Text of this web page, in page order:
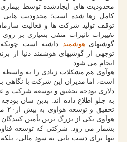
محدودیت های ایجادشده توسط
كامل رها شده است؛ محدودیت هایی
توقف تولید شركت ها و فعالیت
تغییرات تاثیرات منفی بسیاری بر
گوشیهایهوشمند
داشته است چونكه
توجهی از گوشیهای هوشمند دنیا از
انجام می شود.
هوآوی هم مشكلات زیادی را به واسطه
دلاری بودجه تحقیق و توسعه شركت و
به جلو اطلاع داده اند. بدین سان
هوآوی یكی از بزرگ ترین تأمین كنندگان
بشمار می رود. شركتی كه توسعه
تنها برای دست یابی به سود مالی،